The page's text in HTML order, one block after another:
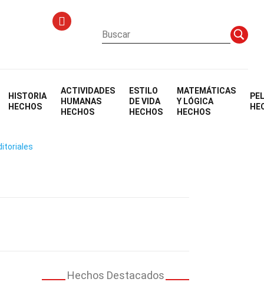
HISTORIA
HECHOS
ACTIVIDADES
HUMANAS
HECHOS
ESTILO
DE VIDA
HECHOS
MATEMÁTICAS
Y LÓGICA
HECHOS
Hechos Destacados